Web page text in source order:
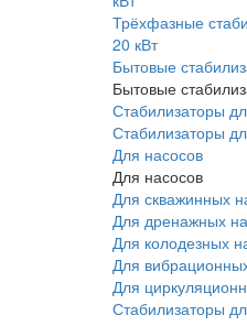
Трёхфазные
20 кВт
Бытовые
Бытовые
Стабилизаторы
Стабилизаторы
Для насосов
Для насосов
Для скважинных
Для дренажных
Для колодезных
Для
Для
Стабилизаторы